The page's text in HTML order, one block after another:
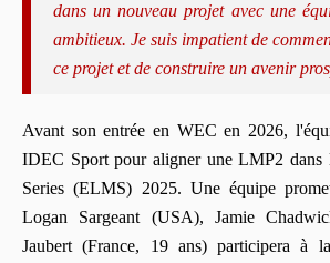
dans un nouveau projet avec une
ambitieux. Je suis impatient de
ce projet et de construire un avenir
Avant son entrée en WEC en 2026,
IDEC Sport pour aligner une LMP2 dans
Series (ELMS) 2025. Une équipe
Logan Sargeant (USA), Jamie
Jaubert (France, 19 ans) participera à